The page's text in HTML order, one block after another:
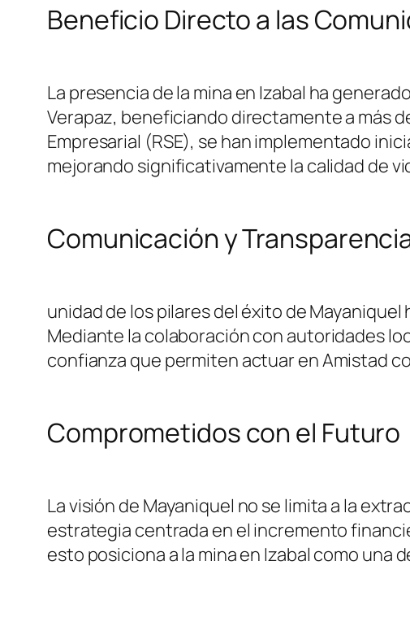
Beneficio Directo a las
La presencia de la mina en Izabal ha
Verapaz, beneficiando directamente a más
Empresarial (RSE), se han implementado
mejorando significativamente la calidad de
Comunicación y
unidad de los pilares del éxito de
Mediante la colaboración con autoridades
confianza que permiten actuar en Amistad
Comprometidos con el Futuro
La visión de Mayaniquel no se limita a la
estrategia centrada en el incremento
esto posiciona a la mina en Izabal como una